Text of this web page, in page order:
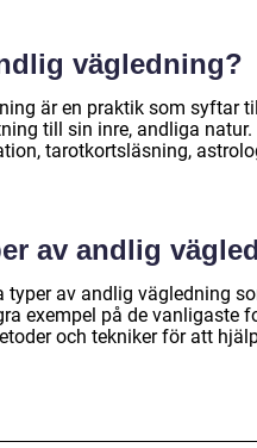
vägledning?
är en praktik som syftar
till sin inre, andliga
tarotkortsläsning,
av andlig
typer av andlig vägledning
exempel på de vanligaste
och tekniker för att